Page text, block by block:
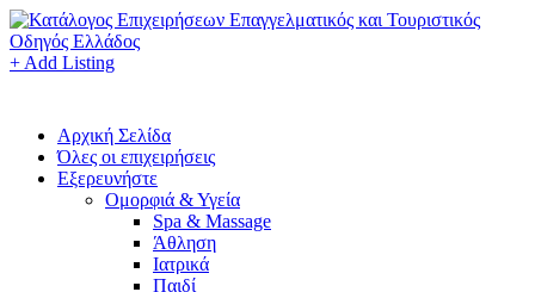
+ Add Listing
Αρχική Σελίδα
Όλες οι επιχειρήσεις
Εξερευνήστε
Ομορφιά & Υγεία
Spa & Massage
Άθληση
Ιατρικά
Παιδί